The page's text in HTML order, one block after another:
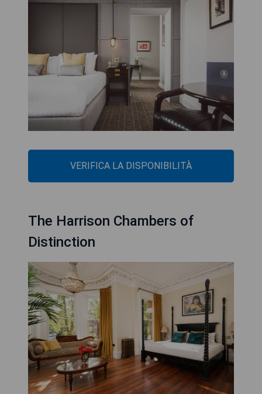
VERIFICA LA DISPONIBILITÀ
The Harrison Chambers of
Distinction